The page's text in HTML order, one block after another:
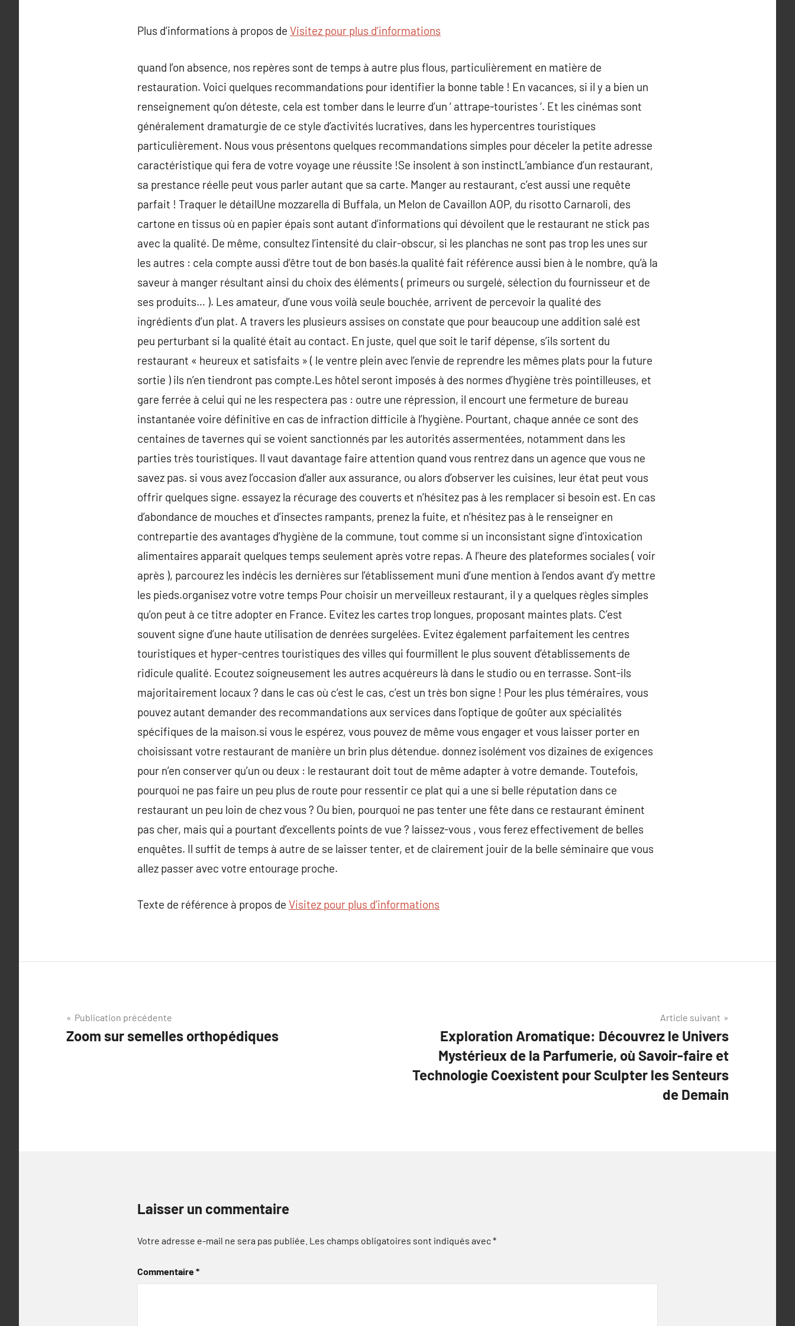
Plus d’informations à propos de Visitez pour plus d’informations
quand l’on absence, nos repères sont de temps à autre plus flous, particulièrement en matière de
restauration. Voici quelques recommandations pour identifier la bonne table ! En vacances, si il y a bien un
renseignement qu’on déteste, cela est tomber dans le leurre d’un ‘ attrape-touristes ‘. Et les cinémas sont
généralement dramaturgie de ce style d’activités lucratives, dans les hypercentres touristiques
particulièrement. Nous vous présentons quelques recommandations simples pour déceler la petite adresse
caractéristique qui fera de votre voyage une réussite !Se insolent à son instinctL’ambiance d’un restaurant,
sa prestance réelle peut vous parler autant que sa carte. Manger au restaurant, c’est aussi une requête
parfait ! Traquer le détailUne mozzarella di Buffala, un Melon de Cavaillon AOP, du risotto Carnaroli, des
cartone en tissus où en papier épais sont autant d’informations qui dévoilent que le restaurant ne stick pas
avec la qualité. De même, consultez l’intensité du clair-obscur, si les planchas ne sont pas trop les unes sur
les autres : cela compte aussi d’être tout de bon basés.la qualité fait référence aussi bien à le nombre, qu’à la
saveur à manger résultant ainsi du choix des éléments ( primeurs ou surgelé, sélection du fournisseur et de
ses produits… ). Les amateur, d’une vous voilà seule bouchée, arrivent de percevoir la qualité des
ingrédients d’un plat. A travers les plusieurs assises on constate que pour beaucoup une addition salé est
peu perturbant si la qualité était au contact. En juste, quel que soit le tarif dépense, s’ils sortent du
restaurant « heureux et satisfaits » ( le ventre plein avec l’envie de reprendre les mêmes plats pour la future
sortie ) ils n’en tiendront pas compte.Les hôtel seront imposés à des normes d’hygiène très pointilleuses, et
gare ferrée à celui qui ne les respectera pas : outre une répression, il encourt une fermeture de bureau
instantanée voire définitive en cas de infraction difficile à l’hygiène. Pourtant, chaque année ce sont des
centaines de tavernes qui se voient sanctionnés par les autorités assermentées, notamment dans les
parties très touristiques. Il vaut davantage faire attention quand vous rentrez dans un agence que vous ne
savez pas. si vous avez l’occasion d’aller aux assurance, ou alors d’observer les cuisines, leur état peut vous
offrir quelques signe. essayez la récurage des couverts et n’hésitez pas à les remplacer si besoin est. En cas
d’abondance de mouches et d’insectes rampants, prenez la fuite, et n’hésitez pas à le renseigner en
contrepartie des avantages d’hygiène de la commune, tout comme si un inconsistant signe d’intoxication
alimentaires apparait quelques temps seulement après votre repas. A l’heure des plateformes sociales ( voir
après ), parcourez les indécis les dernières sur l’établissement muni d’une mention à l’endos avant d’y mettre
les pieds.organisez votre votre temps Pour choisir un merveilleux restaurant, il y a quelques règles simples
qu’on peut à ce titre adopter en France. Evitez les cartes trop longues, proposant maintes plats. C’est
souvent signe d’une haute utilisation de denrées surgelées. Evitez également parfaitement les centres
touristiques et hyper-centres touristiques des villes qui fourmillent le plus souvent d’établissements de
ridicule qualité. Ecoutez soigneusement les autres acquéreurs là dans le studio ou en terrasse. Sont-ils
majoritairement locaux ? dans le cas où c’est le cas, c’est un très bon signe ! Pour les plus téméraires, vous
pouvez autant demander des recommandations aux services dans l’optique de goûter aux spécialités
spécifiques de la maison.si vous le espérez, vous pouvez de même vous engager et vous laisser porter en
choisissant votre restaurant de manière un brin plus détendue. donnez isolément vos dizaines de exigences
pour n’en conserver qu’un ou deux : le restaurant doit tout de même adapter à votre demande. Toutefois,
pourquoi ne pas faire un peu plus de route pour ressentir ce plat qui a une si belle réputation dans ce
restaurant un peu loin de chez vous ? Ou bien, pourquoi ne pas tenter une fête dans ce restaurant éminent
pas cher, mais qui a pourtant d’excellents points de vue ? laissez-vous , vous ferez effectivement de belles
enquêtes. Il suffit de temps à autre de se laisser tenter, et de clairement jouir de la belle séminaire que vous
allez passer avec votre entourage proche.
Texte de référence à propos de Visitez pour plus d’informations
Navigation
de
Publication précédente
Zoom sur semelles orthopédiques
Article suivant
Exploration Aromatique: Découvrez le Univers
Mystérieux de la Parfumerie, où Savoir-faire et
Technologie Coexistent pour Sculpter les Senteurs
de Demain
Laisser un commentaire
Votre adresse e-mail ne sera pas publiée. Les champs obligatoires sont indiqués avec*
Commentaire*